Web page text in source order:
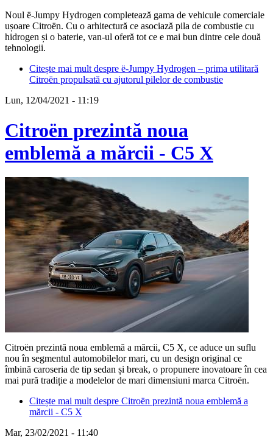
Noul ë-Jumpy Hydrogen completează gama de vehicule comerciale
ușoare Citroën. Cu o arhitectură ce asociază pila de combustie cu
hidrogen și o baterie, van-ul oferă tot ce e mai bun dintre cele două
tehnologii.
Citește mai mult despre ë-Jumpy Hydrogen – prima utilitară
Citroën propulsată cu ajutorul pilelor de combustie
Lun, 12/04/2021 - 11:19
Citroën prezintă noua
emblemă a mărcii - C5 X
Citroën prezintă noua emblemă a mărcii, C5 X, ce aduce un suflu
nou în segmentul automobilelor mari, cu un design original ce
îmbină caroseria de tip sedan și break, o propunere inovatoare în cea
mai pură tradiție a modelelor de mari dimensiuni marca Citroën.
Citește mai mult despre Citroën prezintă noua emblemă a
mărcii - C5 X
Mar, 23/02/2021 - 11:40